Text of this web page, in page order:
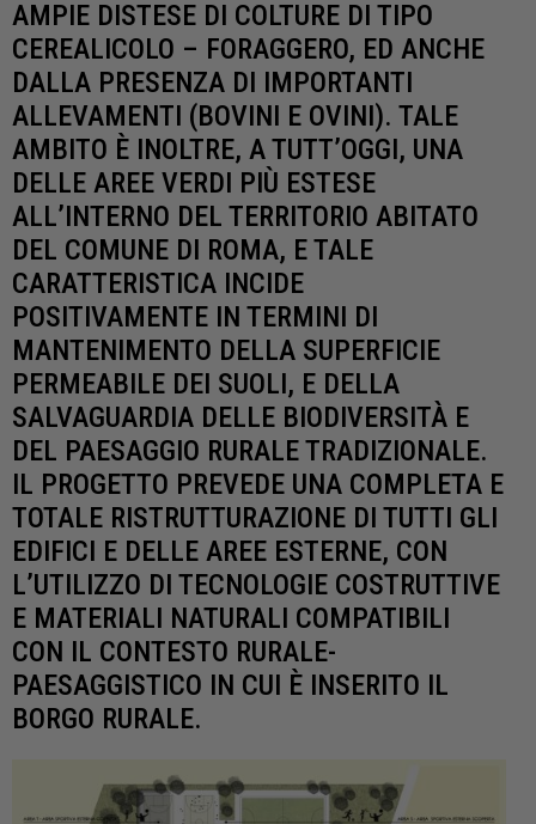
AMPIE DISTESE DI COLTURE DI TIPO
CEREALICOLO – FORAGGERO, ED ANCHE
DALLA PRESENZA DI IMPORTANTI
ALLEVAMENTI (BOVINI E OVINI). TALE
AMBITO È INOLTRE, A TUTT’OGGI, UNA
DELLE AREE VERDI PIÙ ESTESE
ALL’INTERNO DEL TERRITORIO ABITATO
DEL COMUNE DI ROMA, E TALE
CARATTERISTICA INCIDE
POSITIVAMENTE IN TERMINI DI
MANTENIMENTO DELLA SUPERFICIE
PERMEABILE DEI SUOLI, E DELLA
SALVAGUARDIA DELLE BIODIVERSITÀ E
DEL PAESAGGIO RURALE TRADIZIONALE.
IL PROGETTO PREVEDE UNA COMPLETA E
TOTALE RISTRUTTURAZIONE DI TUTTI GLI
EDIFICI E DELLE AREE ESTERNE, CON
L’UTILIZZO DI TECNOLOGIE COSTRUTTIVE
E MATERIALI NATURALI COMPATIBILI
CON IL CONTESTO RURALE-
PAESAGGISTICO IN CUI È INSERITO IL
BORGO RURALE.